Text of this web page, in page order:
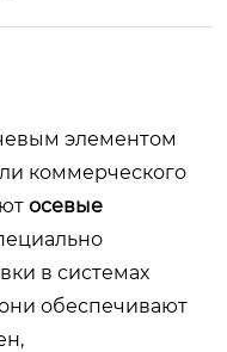
элементом
коммерческого
осевые
в системах
обеспечивают